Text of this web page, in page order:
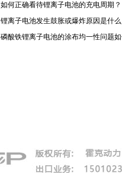
如何正确看待锂离子电池的充电周期？
锂离子电池发生鼓胀或爆炸原因是什
磷酸铁锂离子电池的涂布均一性问题